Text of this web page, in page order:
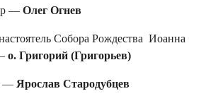
— Олег Огнев
Собора Рождества Иоанна
о. Григорий (Григорьев)
— Ярослав Стародубцев